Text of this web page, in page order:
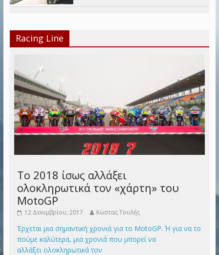
Racing Line
Το 2018 ίσως αλλάξει
ολοκληρωτικά τον «χάρτη» του
MotoGP
12 Δεκεμβρίου, 2017 Κώστας Τουλής
Έρχεται μια σημαντική χρονιά για το MotoGP. Ή για να το
πούμε καλύτερα, μια χρονιά που μπορεί να
αλλάξει ολοκληρωτικά τον